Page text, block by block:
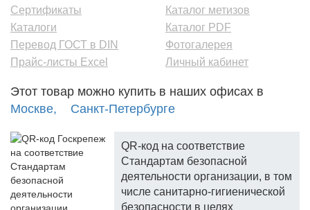
Сертификаты
Каталоги
Перевод ГОСТ в DIN
Прайс-листы Excel
Каталог метизов
Каталог PDF
Фотогалерея
Личный кабинет
Этот товар можно купить в наших офисах в
Москве,
Санкт-Петербурге
QR-код на соответствие
Стандартам безопасной
деятельности организации, в том
числе санитарно-гигиенической
безопасности в целях